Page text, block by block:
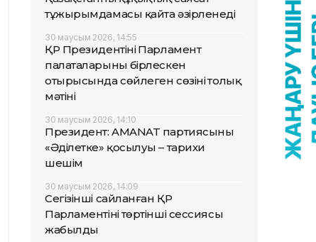
тұжырымдамасы қайта әзірленеді
30 маусым 2026, 14:55
ҚР Президентінің Парламент
палаталарының бірлескен
отырысында сөйлеген сөзінің толық
мәтіні
30 маусым 2026, 14:10
Президент: AMANAT партиясының
«Әділетке» қосылуы – тарихи
шешім
30 маусым 2026, 14:09
Сегізінші сайланған ҚР
Парламентінің төртінші сессиясы
жабылды